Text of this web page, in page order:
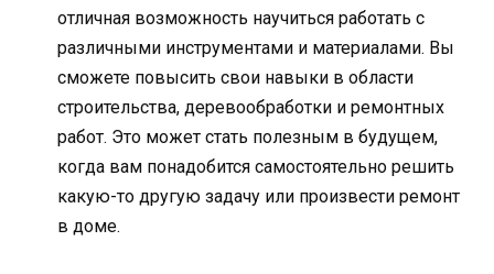
отличная возможность научиться работать с
различными инструментами и материалами. Вы
сможете повысить свои навыки в области
строительства, деревообработки и ремонтных
работ. Это может стать полезным в будущем,
когда вам понадобится самостоятельно решить
какую-то другую задачу или произвести ремонт
в доме.